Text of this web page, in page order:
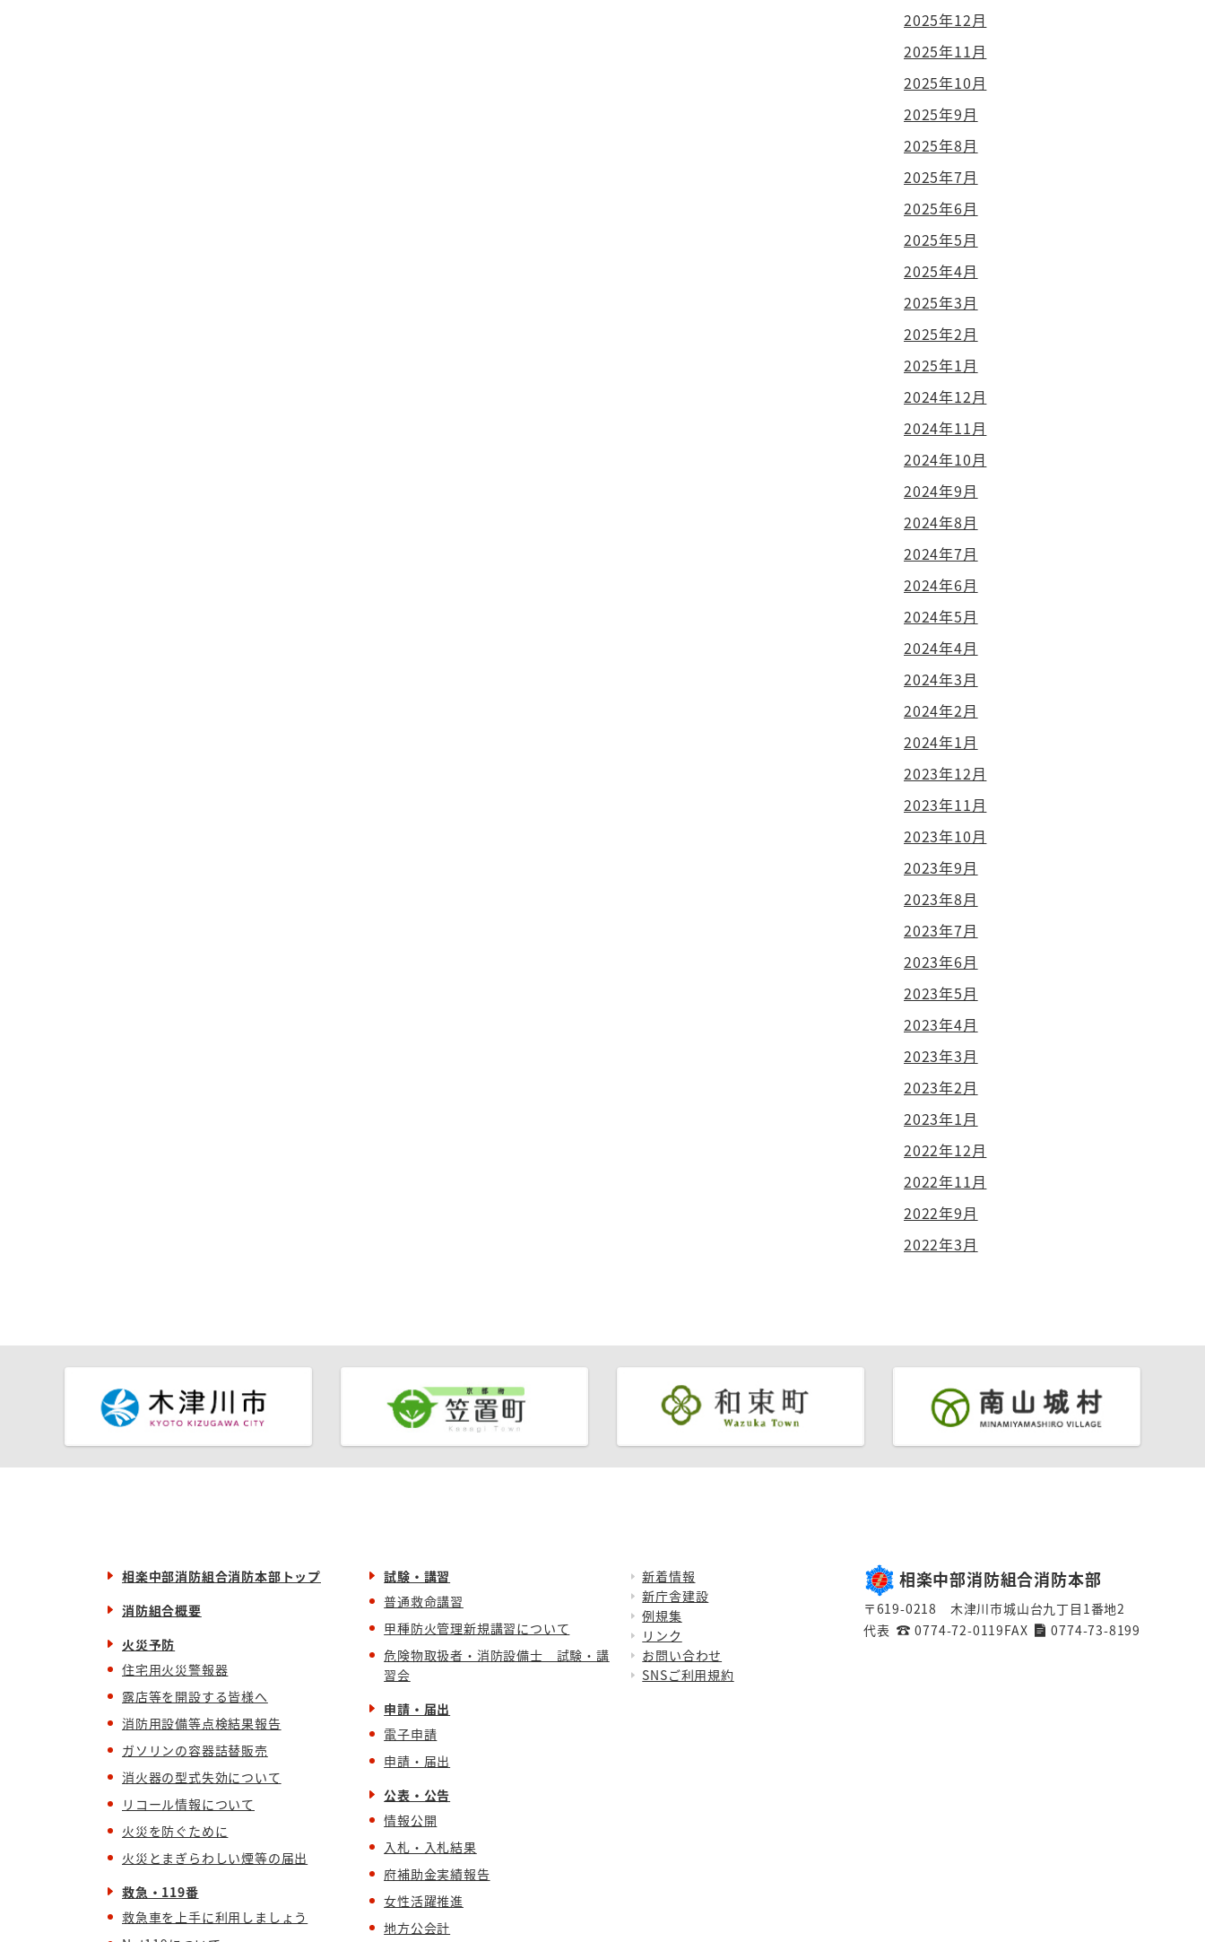
2025年12月
2025年11月
2025年10月
2025年9月
2025年8月
2025年7月
2025年6月
2025年5月
2025年4月
2025年3月
2025年2月
2025年1月
2024年12月
2024年11月
2024年10月
2024年9月
2024年8月
2024年7月
2024年6月
2024年5月
2024年4月
2024年3月
2024年2月
2024年1月
2023年12月
2023年11月
2023年10月
2023年9月
2023年8月
2023年7月
2023年6月
2023年5月
2023年4月
2023年3月
2023年2月
2023年1月
2022年12月
2022年11月
2022年9月
2022年3月
相楽中部消防組合消防本部トップ
消防組合概要
火災予防
住宅用火災警報器
露店等を開設する皆様へ
消防用設備等点検結果報告
ガソリンの容器詰替販売
消火器の型式失効について
リコール情報について
火災を防ぐために
火災とまぎらわしい煙等の届出
救急・119番
救急車を上手に利用しましょう
試験・講習
普通救命講習
甲種防火管理新規講習について
危険物取扱者・消防設備士 試験・講
習会
申請・届出
電子申請
申請・届出
公表・公告
情報公開
入札・入札結果
府補助金実績報告
女性活躍推進
地方公会計
新着情報
新庁舎建設
例規集
リンク
お問い合わせ
SNSご利用規約
相楽中部消防組合消防本部
〒619-0218 木津川市城山台九丁目1番地2
代表
0774-72-0119FAX 0774-73-8199